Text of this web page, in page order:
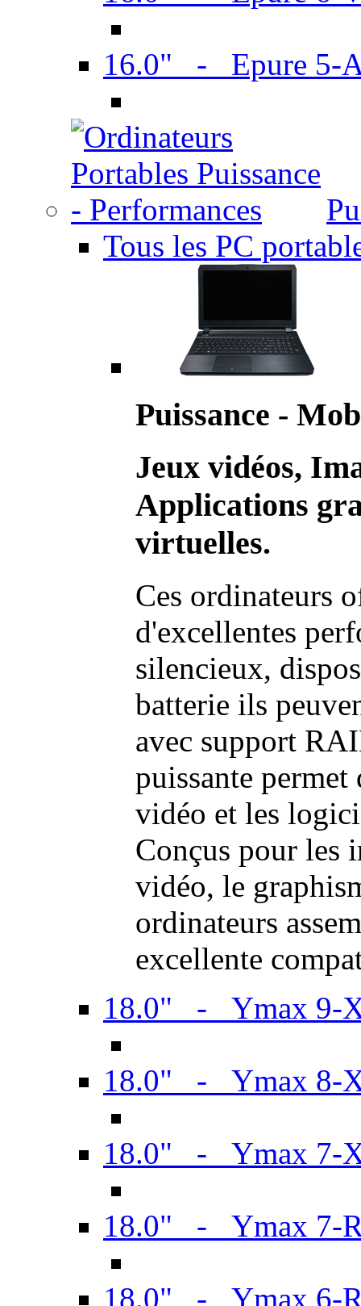
16.0" - Epure 5-
Tous les PC
Puissance -
Jeux vidéos,
Applications
virtuelles.
Ces ordinateurs
d'excellentes
silencieux,
batterie ils
avec support
puissante permet
vidéo et les
Conçus pour les
vidéo, le
ordinateurs
excellente
18.0" - Ymax 9-
18.0" - Ymax 8-
18.0" - Ymax 7-
18.0" - Ymax 7-
18.0" - Ymax 6-